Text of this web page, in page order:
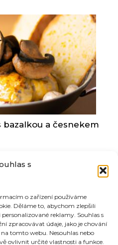
s
o zařízení používáme
Děláme to, abychom zlepšili
reklamy. Souhlas s
zpracovávat údaje, jako je chování
tomto webu. Nesouhlas nebo
ovlivnit určité vlastnosti a funkce.
bazalkou a česnekem